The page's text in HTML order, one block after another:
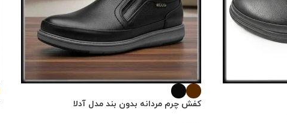
کفش چرم مردانه بدون بند مدل آدلا